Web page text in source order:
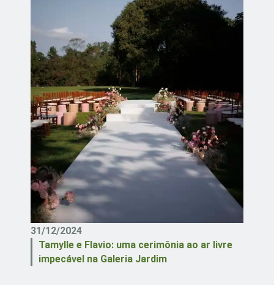
31/12/2024
Tamylle e Flavio: uma cerimônia ao ar livre
impecável na Galeria Jardim